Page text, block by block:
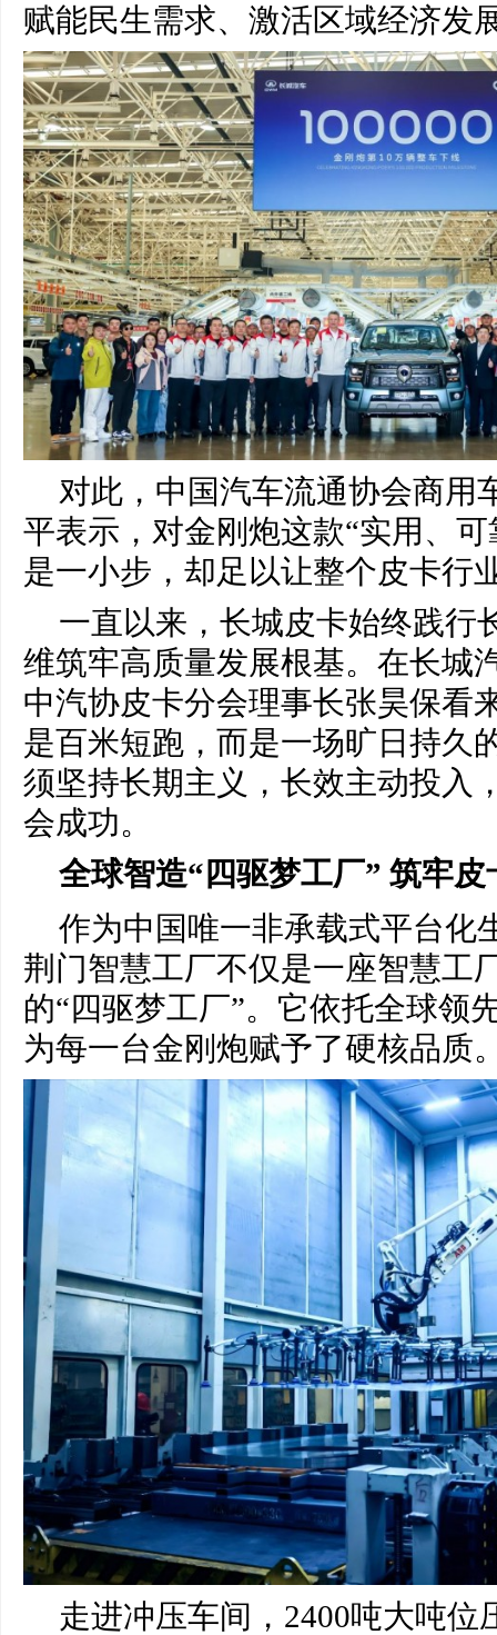
赋能民生需求、激活区域经济发
对此，中国汽车流通协会商用
平表示，对金刚炮这款“实用、
是一小步，却足以让整个皮卡行
一直以来，长城皮卡始终践行
维筑牢高质量发展根基。在长城
中汽协皮卡分会理事长张昊保看
是百米短跑，而是一场旷日持久
须坚持长期主义，长效主动投入
会成功。
全球智造“ 四驱梦工厂” 筑牢皮
作为中国唯一非承载式平台化
荆门智慧工厂不仅是一座智慧工
的“四驱梦工厂”。它依托全球领
为每一台金刚炮赋予了硬核品质
走进冲压车间，2400吨大吨位